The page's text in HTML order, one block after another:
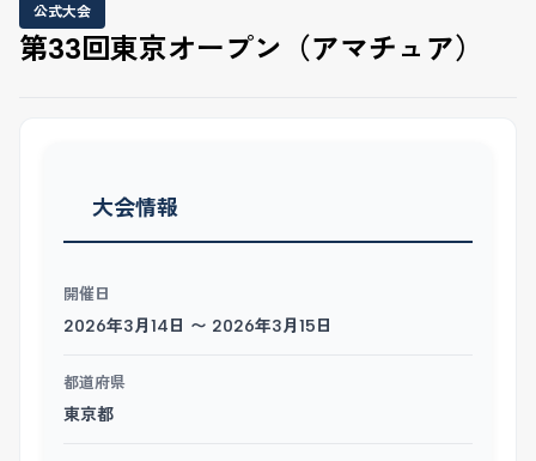
公式大会
第33回東京オープン（アマチュア）
大会情報
開催日
2026年3月14日 〜 2026年3月15日
都道府県
東京都